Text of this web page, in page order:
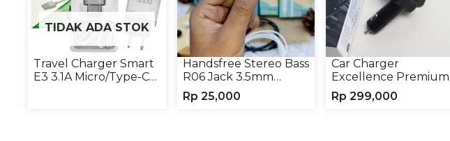
TIDAK ADA STOK
Travel Charger Smart
E3 3.1A Micro/Type-C
Handsfree Stereo Bass
R06 Jack 3.5mm
Earphone Headset
Headphone
Rp 25,000
Car Charger
Excellence Premium
4in1 120W Charger
Handphone
Rp 299,000